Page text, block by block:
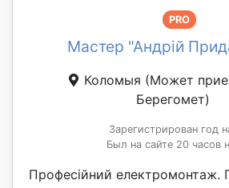
PRO
Мастер "Андрій
Коломыя (Может
Берегомет)
Зарегистрирован год
Был на сайте 20 часов
Професійний електромонтаж.